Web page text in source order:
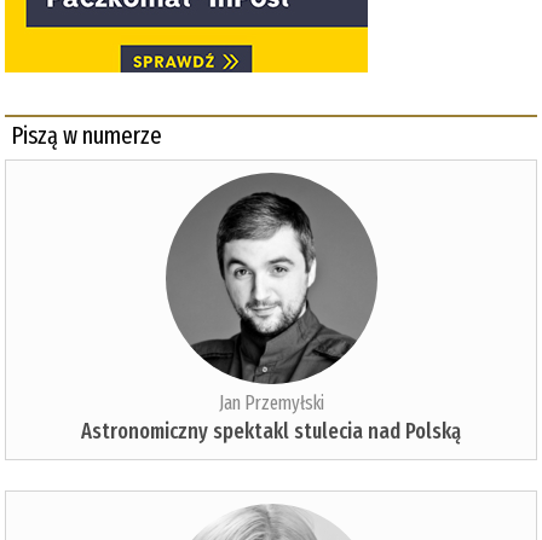
Piszą w numerze
Jan Przemyłski
Astronomiczny spektakl stulecia nad Polską